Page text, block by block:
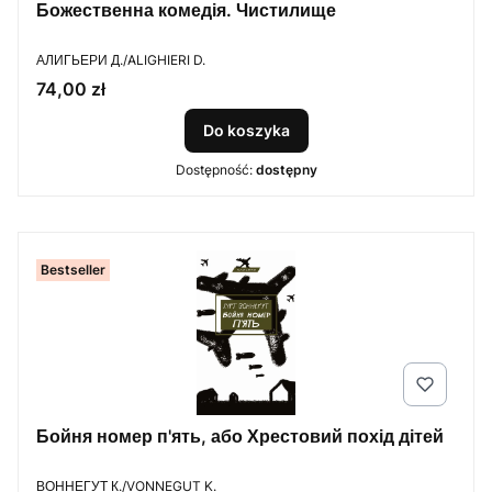
Божественна комедія. Чистилище
PRODUCENT
АЛИГЬЕРИ Д./ALIGHIERI D.
Cena
74,00 zł
Do koszyka
Dostępność: dostępny
Bestseller
Бойня номер п'ять, або Хрестовий похід дітей
PRODUCENT
ВОННЕГУТ К./VONNEGUT K.